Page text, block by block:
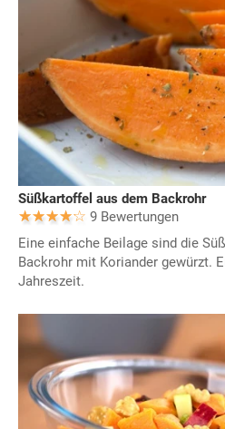
Süßkartoffel aus dem Backrohr
9 Bewertungen
Eine einfache Beilage sind die
Backrohr mit Koriander gewürzt.
Jahreszeit.